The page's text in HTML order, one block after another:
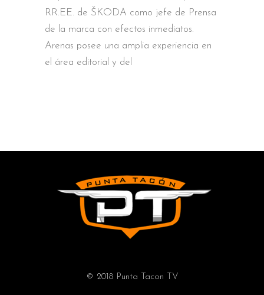
RR.EE. de ŠKODA como jefe de Prensa
de la marca con efectos inmediatos.
Arenas posee una amplia experiencia en
el área editorial y del
© 2018 Punta Tacon TV